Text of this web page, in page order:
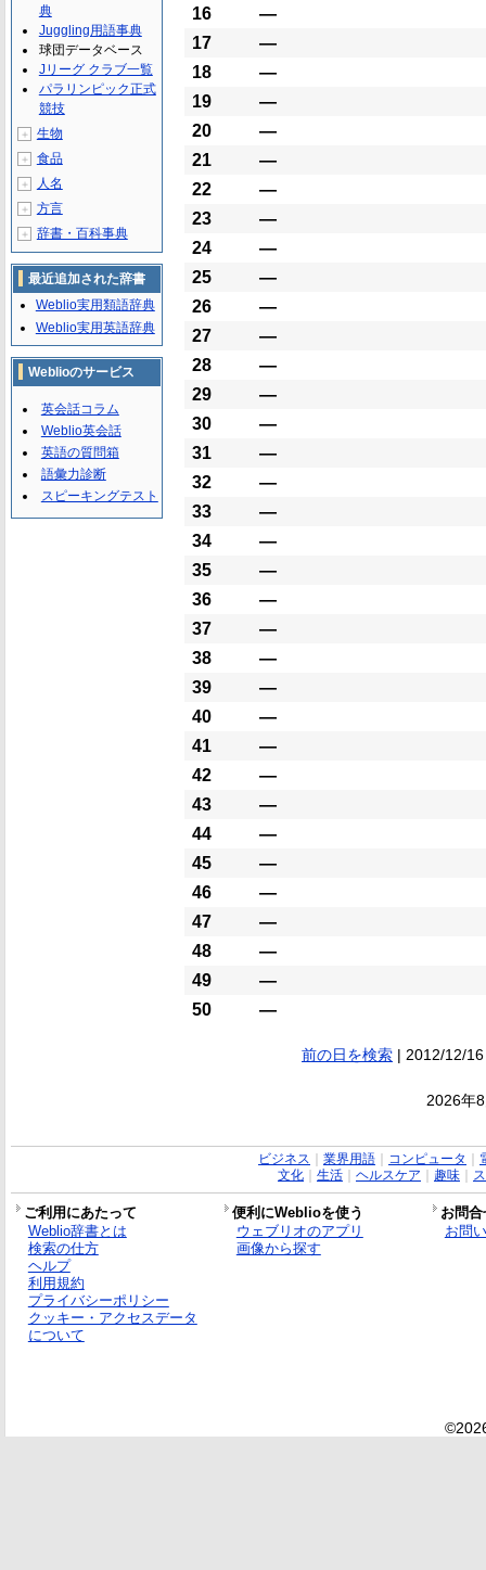
16
―
17
―
18
―
19
―
20
―
21
―
22
―
23
―
24
―
25
―
26
―
27
―
28
―
29
―
30
―
31
―
32
―
33
―
34
―
35
―
36
―
37
―
38
―
39
―
40
―
41
―
42
―
43
―
44
―
45
―
46
―
47
―
48
―
49
―
50
―
前の日を検索| 2012/12/
2026年
典
Juggling用語事典
球団データベース
Jリーグ クラブ一覧
パラリンピック正式
競技
＋ 生物
＋ 食品
＋ 人名
＋ 方言
＋ 辞書・百科事典
最近追加された辞書
Weblio実用類語辞典
Weblio実用英語辞典
Weblioのサービス
英会話コラム
Weblio英会話
英語の質問箱
語彙力診断
スピーキングテスト
ビジネス 業界用語｜ コンピュータ
文化｜ 生活｜ ヘルスケア 趣味｜
ご利用にあたって 便利にWeblioを使う
お問
Weblio辞書とは
検索の仕方
ヘルプ
利用規約
プライバシーポリシー
クッキー・アクセスデータ
について
ウェブリオのアプリ
画像から探す
お問